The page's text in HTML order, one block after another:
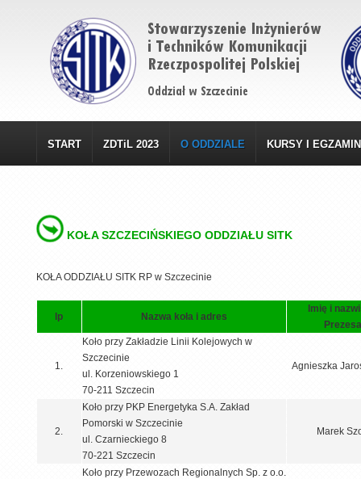
START ZDTiL 2023 O ODDZIALE KURSY I
KOŁA SZCZECIŃSKIEGO ODDZIAŁU SITK
KOŁA ODDZIAŁU SITK RP w Szczecinie
lp Nazwa koła i adres
Imię i
Prezesa
1.
Koło przy Zakładzie Linii Kolejowych w
Szczecinie
ul. Korzeniowskiego 1
70-211 Szczecin
Agnieszka
2.
Koło przy PKP Energetyka S.A. Zakład
Pomorski w Szczecinie
ul. Czarnieckiego 8
70-221 Szczecin
Marek
Koło przy Przewozach Regionalnych Sp. z o.o.